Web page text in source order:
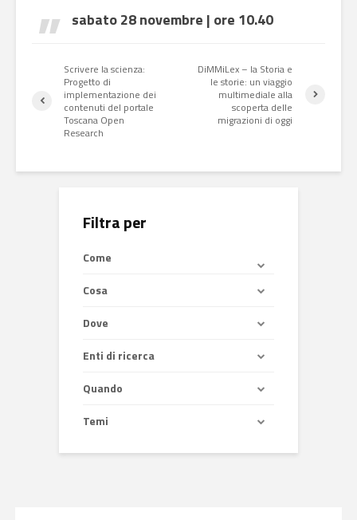
sabato 28 novembre | ore 10.40
Scrivere la scienza:
Progetto di
implementazione dei
contenuti del portale
Toscana Open
Research
DiMMiLex – la Storia e
le storie: un viaggio
multimediale alla
scoperta delle
migrazioni di oggi
Filtra per
Come
Cosa
Dove
Enti di ricerca
Quando
Temi